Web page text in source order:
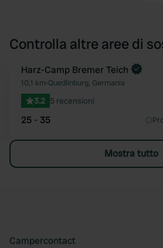
Controlla altre aree di
Prenota ora
Harz-Camp Bremer Teich
10,1 km•Quedlinburg, Germania
3.2 5 recensioni
25 - 35
Mostra tutto
Campercontact